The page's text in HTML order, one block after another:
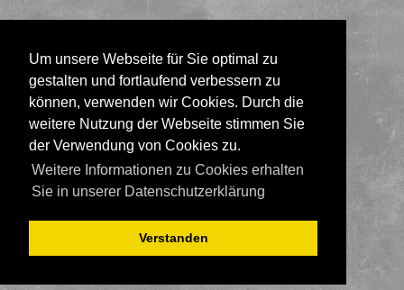
Um unsere Webseite für Sie optimal zu
gestalten und fortlaufend verbessern zu
können, verwenden wir Cookies. Durch die
weitere Nutzung der Webseite stimmen Sie
der Verwendung von Cookies zu.
Weitere Informationen zu Cookies erhalten
Sie in unserer Datenschutzerklärung
Verstanden